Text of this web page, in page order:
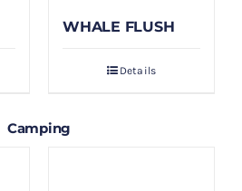
WHALE FLUSH
Details
Camping